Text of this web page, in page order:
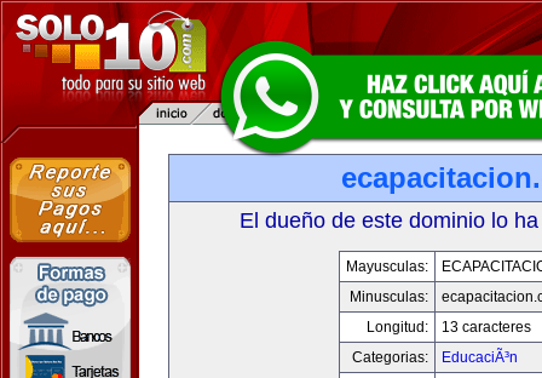
El dueño de este dominio lo
Mayusculas:
Minusculas:
Longitud:
13 caracteres
Categorias:
EducaciÃ³n